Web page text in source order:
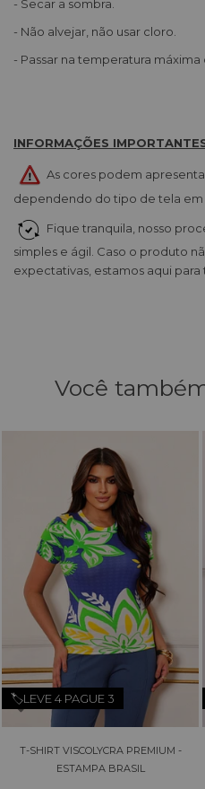
- Secar a sombra.
- Não alvejar, não usar cloro.
- Passar na temperatura máxima
INFORMAÇÕES
As cores podem
dependendo do tipo de tela em
Fique tranquila, nosso
simples e ágil. Caso o produto
expectativas, estamos aqui para
Você
🏷️LEVE 4 PAGUE 3
T-SHIRT VISCOLYCRA PREMIUM -
ESTAMPA BRASIL